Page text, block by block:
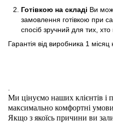
Готівкою на складі Ви
замовлення готівкою при
спосіб зручний для тих,
Гарантія від виробника 1
Ми цінуємо наших клієнтів і
максимально комфортні
Якщо з якоїсь причини ви